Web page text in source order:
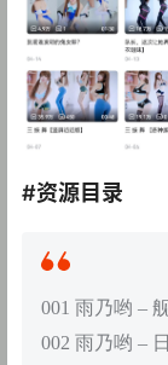
#资源目录
001 雨乃哟 –
002 雨乃哟 –